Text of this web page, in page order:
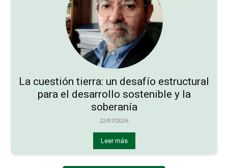
La cuestión tierra: un desafío estructural
para el desarrollo sostenible y la
soberanía
22/07/2026
Leer más